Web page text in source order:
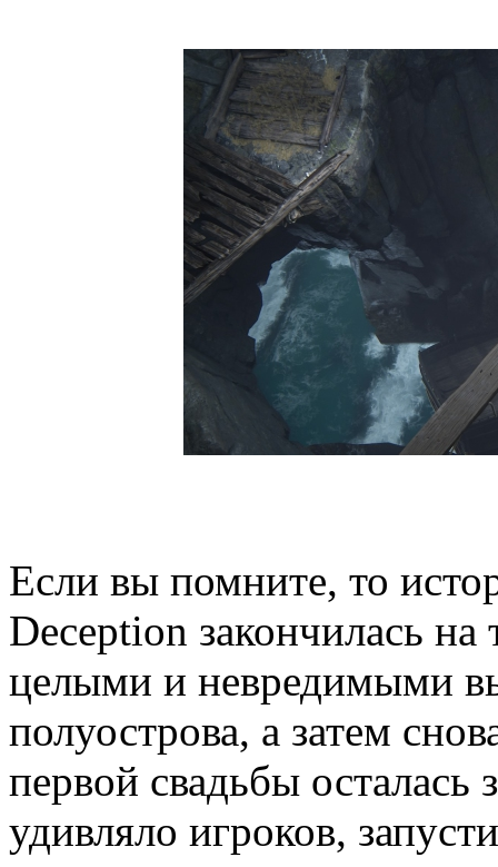
Если вы помните, то
Deception закончилась
целыми и невредимыми
полуострова, а затем
первой свадьбы осталась
удивляло игроков,